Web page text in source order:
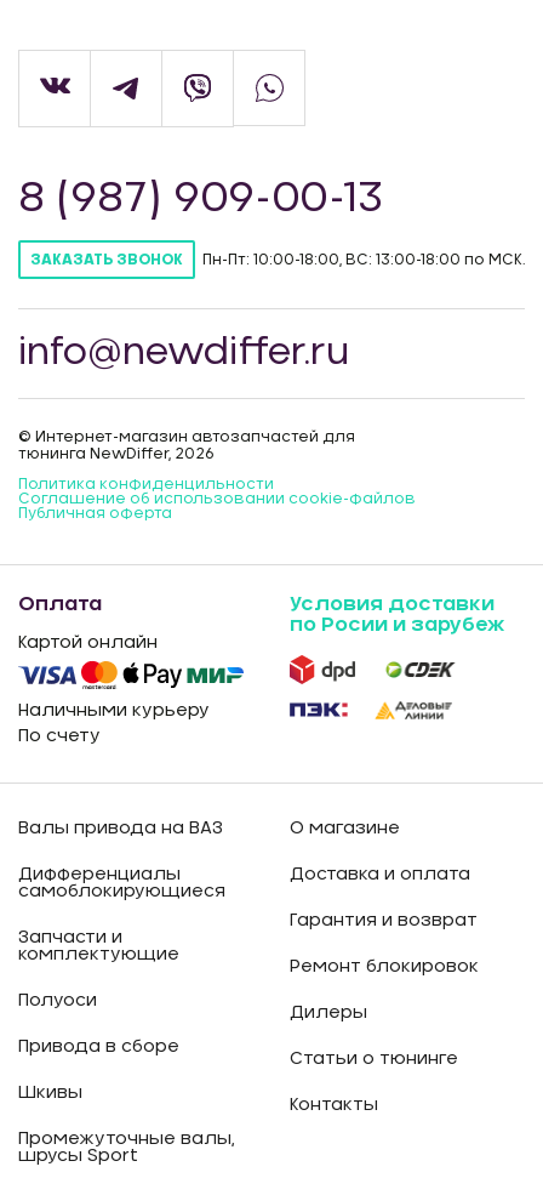
8 (987) 909-00-13
ЗАКАЗАТЬ ЗВОНОК Пн-Пт: 10:00-18:00, ВС: 13:00-18:00 по МСК.
info@newdiffer.ru
© Интернет-магазин автозапчастей для
тюнинга NewDiffer, 2026
Политика конфиденцильности
Соглашение об использовании cookie-файлов
Публичная оферта
Оплата
Картой онлайн
Наличными курьеру
По счету
Условия доставки
по Росии и зарубеж
Валы привода на ВАЗ
Дифференциалы
самоблокирующиеся
Запчасти и
комплектующие
Полуоси
Привода в сборе
Шкивы
Промежуточные валы,
шрусы Sport
О магазине
Доставка и оплата
Гарантия и возврат
Ремонт блокировок
Дилеры
Статьи о тюнинге
Контакты